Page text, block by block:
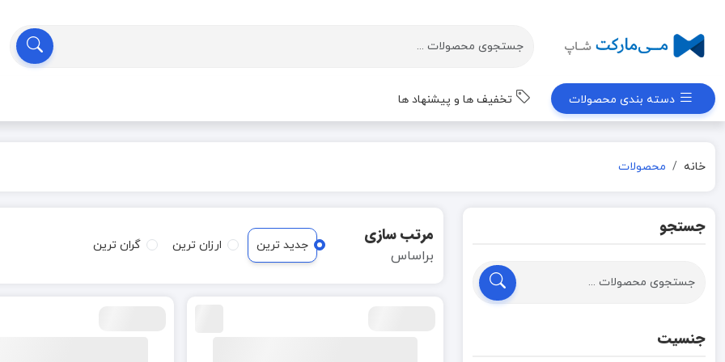
دسته بندی محصولات تخفیف ها و پیشنهاد ها
خانه محصولات
جستجو
جنسیت
مرتب سازی
براساس
جدید ترین ارزان ترین گران ترین